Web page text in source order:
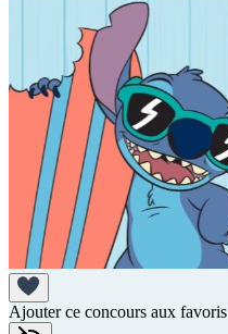
Ajouter ce concours aux favoris